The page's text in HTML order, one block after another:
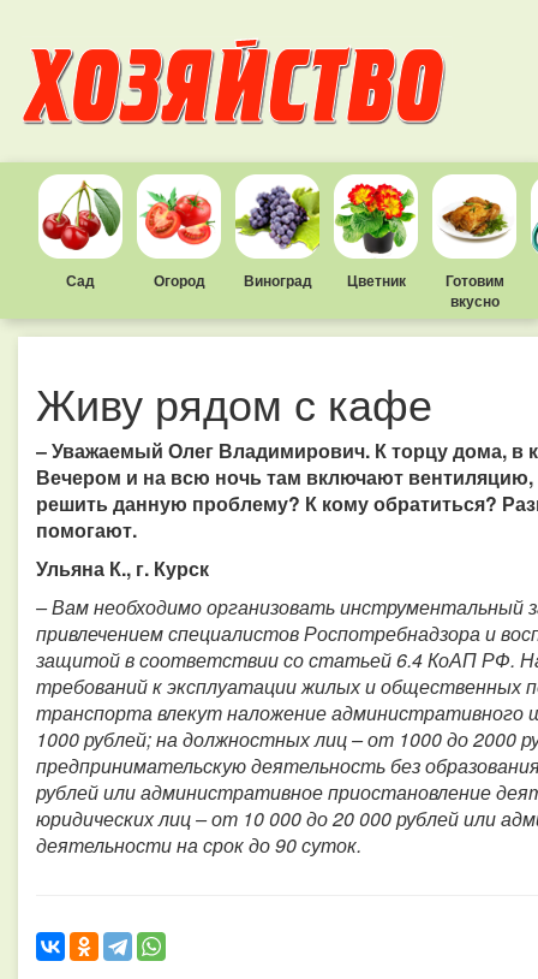
Сад Огород Виноград Цветник
Готовим
вкусно
Живу рядом с кафе
– Уважаемый Олег Владимирович. К торцу дома, в
Вечером и на всю ночь там включают
решить данную проблему? К кому обратиться?
помогают.
Ульяна К., г. Курск
– Вам необходимо организовать инструментальный
привлечением специалистов Роспотребнадзора и
защитой в соответствии со статьей 6.4 КоАП РФ.
требований к эксплуатации жилых и общественных
транспорта влекут наложение административного
1000 рублей; на должностных лиц – от 1000 до 2000
предпринимательскую деятельность без
рублей или административное приостановление
юридических лиц – от 10 000 до 20 000 рублей или
деятельности на срок до 90 суток.